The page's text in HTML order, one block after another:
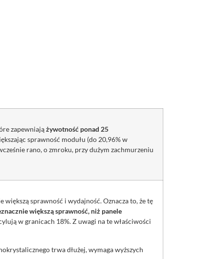
zapewniajążywotność ponad 25
sprawność modułu (do 20,96% w
rano, o zmroku, przy dużym zachmurzeniu
sprawność i wydajność. Oznacza to, że tę
większą sprawność, niż panele
w granicach 18%. Z uwagi na te właściwości
trwa dłużej, wymaga wyższych